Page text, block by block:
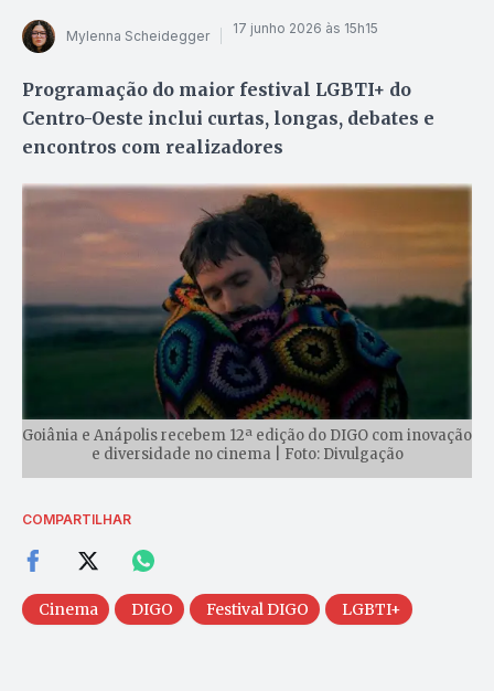
Mylenna Scheidegger 17 junho 2026 às 15h15
Programação do maior festival LGBTI+ do
Centro-Oeste inclui curtas, longas, debates e
encontros com realizadores
Goiânia e Anápolis recebem 12ª edição do DIGO com inovação
e diversidade no cinema | Foto: Divulgação
COMPARTILHAR
Cinema DIGO Festival DIGO LGBTI+